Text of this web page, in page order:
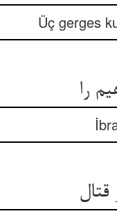
Üç gerges